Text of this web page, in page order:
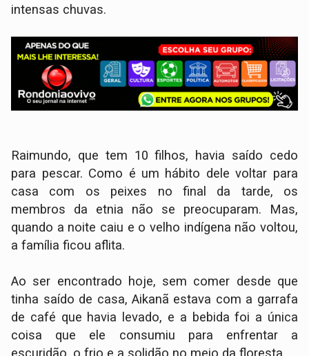
intensas chuvas.
Raimundo, que tem 10 filhos, havia saído cedo
para pescar. Como é um hábito dele voltar para
casa com os peixes no final da tarde, os
membros da etnia não se preocuparam. Mas,
quando a noite caiu e o velho indígena não voltou,
a família ficou aflita.
Ao ser encontrado hoje, sem comer desde que
tinha saído de casa, Aikanã estava com a garrafa
de café que havia levado, e a bebida foi a única
coisa que ele consumiu para enfrentar a